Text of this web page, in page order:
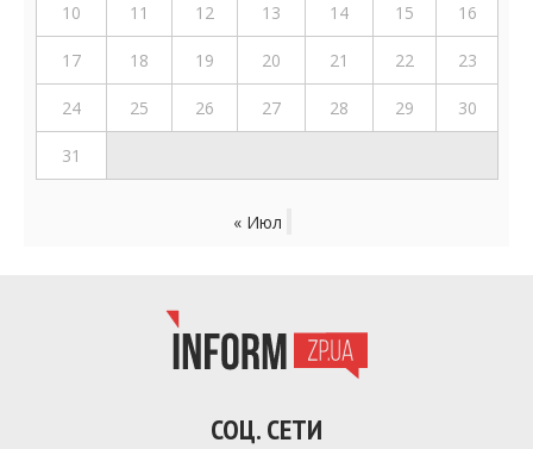
10 11 12 13 14 15 16
17 18 19 20 21 22 23
24 25 26 27 28 29 30
31
« Июл
СОЦ. СЕТИ